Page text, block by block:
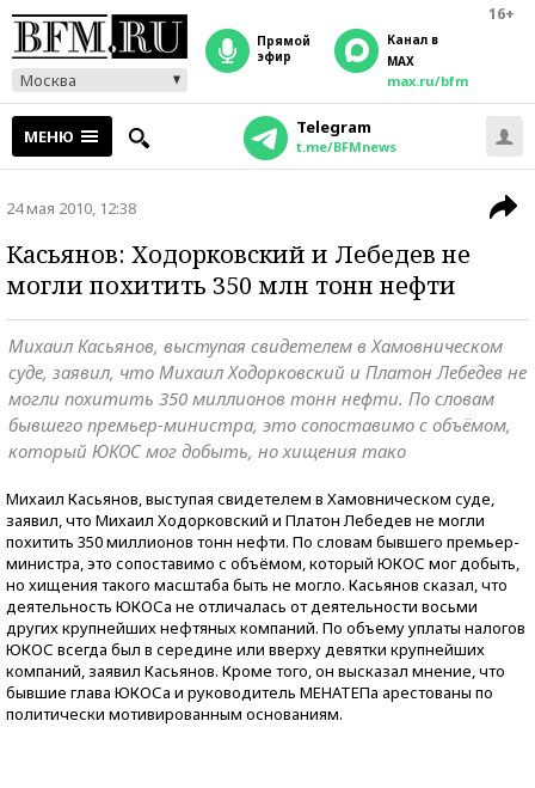
16+
Москва
прямой
эфир
Канал в
MAX
max.ru/bfm
МЕНЮ Telegram
t.me/BFMnews
24 мая 2010, 12:38
Касьянов: Ходорковский и Лебедев не
могли похитить 350 млн тонн нефти
Михаил Касьянов, выступая свидетелем в Хамовническом
суде, заявил, что Михаил Ходорковский и Платон Лебедев не
могли похитить 350 миллионов тонн нефти. По словам
бывшего премьер-министра, это сопоставимо с объёмом,
который ЮКОС мог добыть, но хищения тако
Михаил Касьянов, выступая свидетелем в Хамовническом суде,
заявил, что Михаил Ходорковский и Платон Лебедев не могли
похитить 350 миллионов тонн нефти. По словам бывшего премьер-
министра, это сопоставимо с объёмом, который ЮКОС мог добыть,
но хищения такого масштаба быть не могло. Касьянов сказал, что
деятельность ЮКОСа не отличалась от деятельности восьми
других крупнейших нефтяных компаний. По объему уплаты налогов
ЮКОС всегда был в середине или вверху девятки крупнейших
компаний, заявил Касьянов. Кроме того, он высказал мнение, что
бывшие глава ЮКОСа и руководитель МЕНАТЕПа арестованы по
политически мотивированным основаниям.